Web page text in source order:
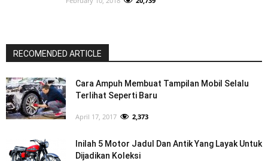
RECOMENDED ARTICLE
Cara Ampuh Membuat Tampilan Mobil Selalu
Terlihat Seperti Baru
April 17, 2017 2,373
Inilah 5 Motor Jadul Dan Antik Yang Layak Untuk
Dijadikan Koleksi